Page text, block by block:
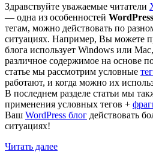
Здравствуйте уважаемые читатели
— одна из особенностей WordPress
тегам, можно действовать по
ситуациях. Например, Вы можете
блога использует Windows или
различное содержимое на основе
статье мы рассмотрим условные
работают, и когда можно их
В последнем разделе статьи мы
применения условных тегов +
Ваш WordPress блог действовать
ситуациях!
Читать далее